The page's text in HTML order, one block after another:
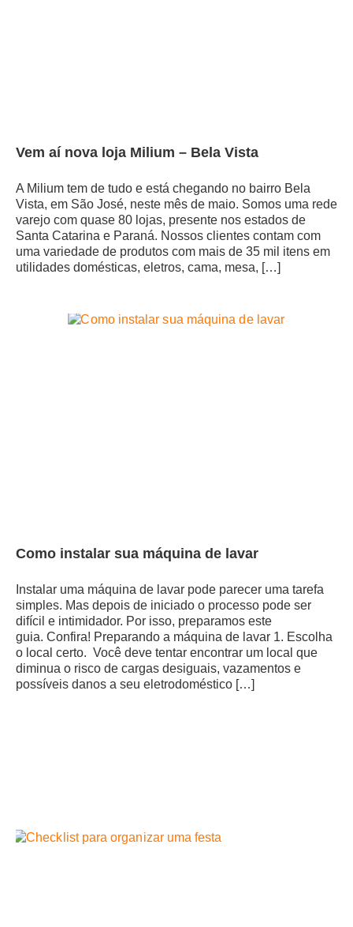
Vem aí nova loja Milium – Bela Vista
A Milium tem de tudo e está chegando no bairro Bela
Vista, em São José, neste mês de maio. Somos uma rede
varejo com quase 80 lojas, presente nos estados de
Santa Catarina e Paraná. Nossos clientes contam com
uma variedade de produtos com mais de 35 mil itens em
utilidades domésticas, eletros, cama, mesa, […]
Como instalar sua máquina de lavar
Instalar uma máquina de lavar pode parecer uma tarefa
simples. Mas depois de iniciado o processo pode ser
difícil e intimidador. Por isso, preparamos este
guia. Confira! Preparando a máquina de lavar 1. Escolha
o local certo. Você deve tentar encontrar um local que
diminua o risco de cargas desiguais, vazamentos e
possíveis danos a seu eletrodoméstico […]